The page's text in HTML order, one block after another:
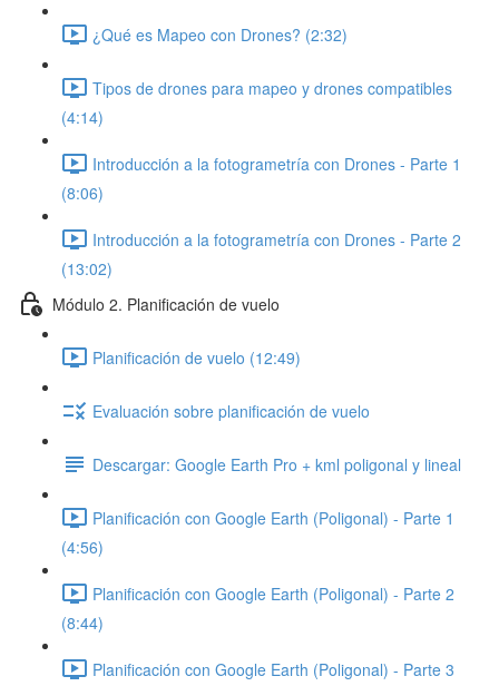
¿Qué es Mapeo con Drones? (2:32)
Tipos de drones para mapeo y drones compatibles
(4:14)
Introducción a la fotogrametría con Drones - Parte 1
(8:06)
Introducción a la fotogrametría con Drones - Parte 2
(13:02)
Módulo 2. Planificación de vuelo
Planificación de vuelo (12:49)
Evaluación sobre planificación de vuelo
Descargar: Google Earth Pro + kml poligonal y lineal
Planificación con Google Earth (Poligonal) - Parte 1
(4:56)
Planificación con Google Earth (Poligonal) - Parte 2
(8:44)
Planificación con Google Earth (Poligonal) - Parte 3